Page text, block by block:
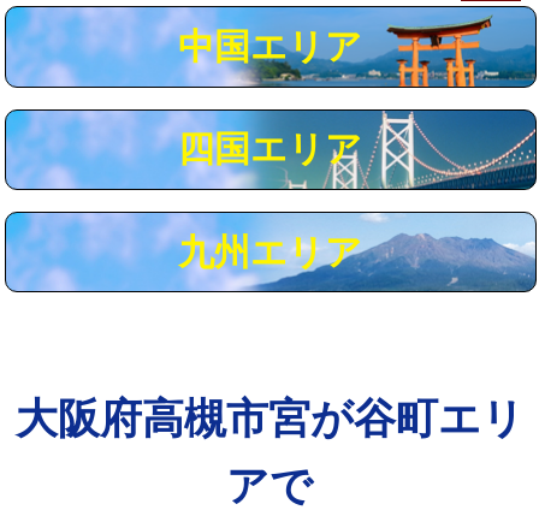
追加人工 16,500円
※給水管工事は20mmまでの価格です。
中国エリア
四国エリア
九州エリア
大阪府高槻市宮が谷町エリ
アで